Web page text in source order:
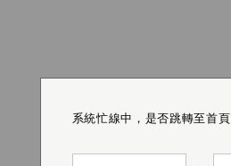
系統忙線中，是否跳轉至首頁
系統忙線中，是否跳轉至首頁
系統忙線中，是否跳轉至首頁
系統忙線中，是否跳轉至首頁
系統忙線中，是否跳轉至首頁